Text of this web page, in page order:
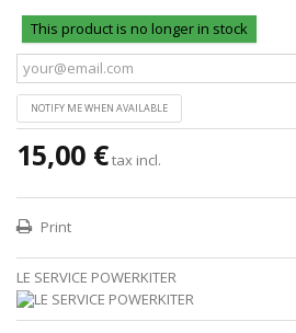
This product is no longer in stock
NOTIFY ME WHEN AVAILABLE
15,00 €tax incl.
Print
LE SERVICE POWERKITER